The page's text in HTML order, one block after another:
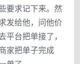
要求记下来。然
发给他，问他价
台把单接了，
家把单子完成